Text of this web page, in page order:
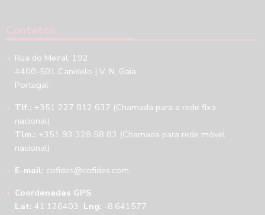
Contatos
Rua do Meiral, 192
4400-501 Canidelo | V. N. Gaia
Portugal
Tlf.: +351 227 812 637 (Chamada para a rede fixa
nacional)
Tlm.: +351 93 328 58 83 (Chamada para rede móvel
nacional)
E-mail: cofides@cofides.com
Coordenadas GPS
Lat: 41.126403 Lng: -8.641577